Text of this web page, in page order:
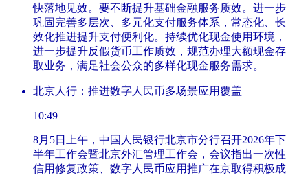
快落地见效。要不断提升基础金融服务质效。进一步
巩固完善多层次、多元化支付服务体系，常态化、长
效化推进提升支付便利化。持续优化现金使用环境，
进一步提升反假货币工作质效，规范办理大额现金存
取业务，满足社会公众的多样化现金服务需求。
北京人行：推进数字人民币多场景应用覆盖
10:49
8月5日上午，中国人民银行北京市分行召开2026年下
半年工作会暨北京外汇管理工作会，会议指出一次性
信用修复政策、数字人民币应用推广在京取得积极成